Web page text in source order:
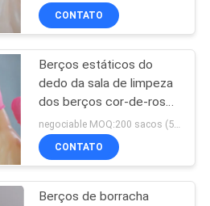
CONTATO
Berços estáticos do
dedo da sala de limpeza
dos berços cor-de-rosa
do dedo do ESD anti
CONTATO
Berços de borracha